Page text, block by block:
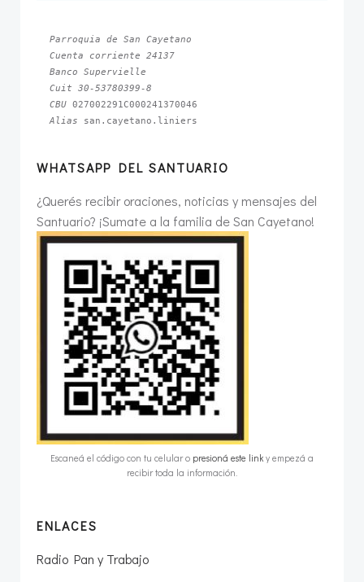
Parroquia de San Cayetano
Cuenta corriente 24137
Banco Supervielle
Cuit 30-53780399-8
CBU
Alias san.cayetano.liniers
WHATSAPP DEL SANTUARIO
¿Querés recibir oraciones, noticias y mensajes del
Santuario? ¡Sumate a la familia de San Cayetano!
Escaneá el código con tu celular o presioná este link y empezá a
recibir toda la información.
ENLACES
Radio Pan y Trabajo